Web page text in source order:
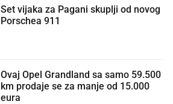
Set vijaka za Pagani skuplji od novog
Porschea 911
Ovaj Opel Grandland sa samo 59.500
km prodaje se za manje od 15.000
eura